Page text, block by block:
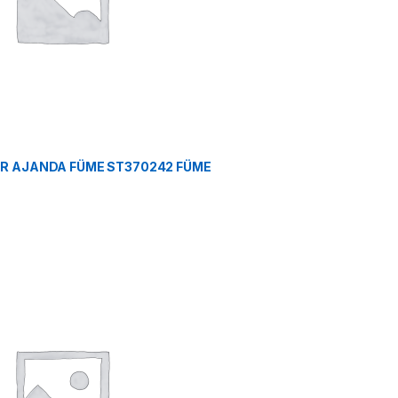
AJANDA FÜME ST370242 FÜME